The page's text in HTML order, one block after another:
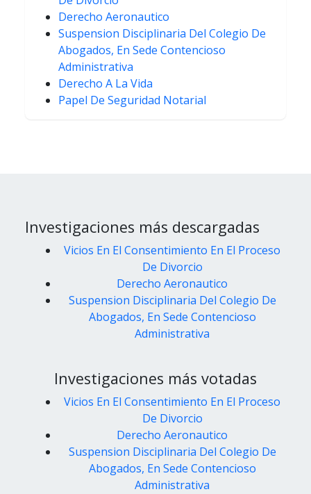
Derecho Aeronautico
Suspension Disciplinaria Del Colegio De
Abogados, En Sede Contencioso
Administrativa
Derecho A La Vida
Papel De Seguridad Notarial
Investigaciones más descargadas
Vicios En El Consentimiento En El Proceso
De Divorcio
Derecho Aeronautico
Suspension Disciplinaria Del Colegio De
Abogados, En Sede Contencioso
Administrativa
Investigaciones más votadas
Vicios En El Consentimiento En El Proceso
De Divorcio
Derecho Aeronautico
Suspension Disciplinaria Del Colegio De
Abogados, En Sede Contencioso
Administrativa